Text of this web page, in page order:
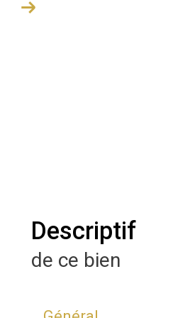
descriptif
de ce bien